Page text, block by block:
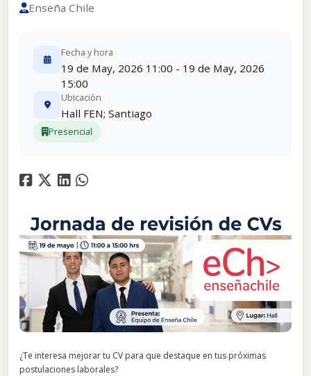
Enseña Chile
Fecha y hora
19 de May, 2026 11:00 - 19 de May, 2026
15:00
Ubicación
Hall FEN; Santiago
Presencial
¿Te interesa mejorar tu CV para que destaque en tus próximas
postulaciones laborales?